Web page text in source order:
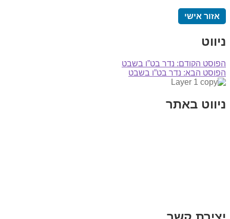
אזור אישי
ניווט
הפוסט הקודם: נדר בט”ו בשבט
הפוסט הבא: נדר בט”ו בשבט
ניווט באתר